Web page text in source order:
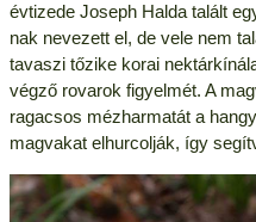
évtizede Joseph Halda talált
nak nevezett el, de vele nem
tavaszi tőzike korai
végző rovarok figyelmét. A
ragacsos mézharmatát a
magvakat elhurcolják, így